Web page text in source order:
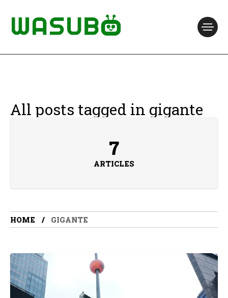
All posts tagged in gigante
7
ARTICLES
HOME GIGANTE